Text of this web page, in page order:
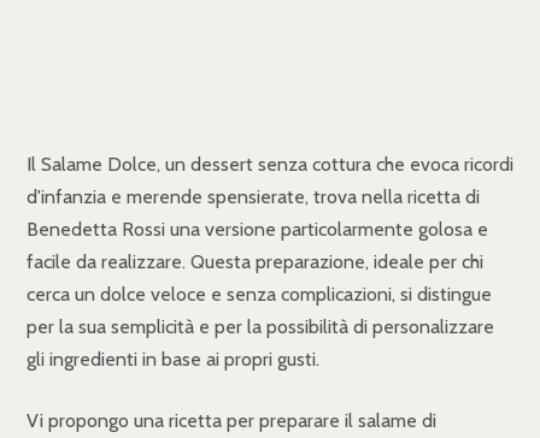
Il Salame Dolce, un dessert senza cottura che evoca ricordi
d'infanzia e merende spensierate, trova nella ricetta di
Benedetta Rossi una versione particolarmente golosa e
facile da realizzare. Questa preparazione, ideale per chi
cerca un dolce veloce e senza complicazioni, si distingue
per la sua semplicità e per la possibilità di personalizzare
gli ingredienti in base ai propri gusti.
Vi propongo una ricetta per preparare il salame di